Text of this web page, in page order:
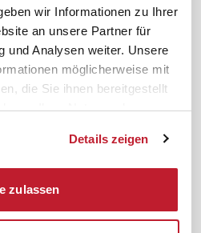
wir Informationen zu Ihrer
an unsere Partner für
und Analysen weiter. Unsere
möglicherweise mit
die Sie ihnen bereitgestellt
Ihrer Nutzung der
Details zeigen
zulassen
Rhetorik
BR-Wahl
SBV-Wahl
Sicherheit durch geprüfte
Qualität!